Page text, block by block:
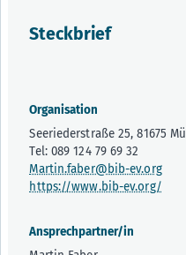
Steckbrief
Organisation
Seeriederstraße 25, 81675
Tel: 089 124 79 69 32
Martin.faber@bib-ev.org
https://www.bib-ev.org/
Ansprechpartner/in